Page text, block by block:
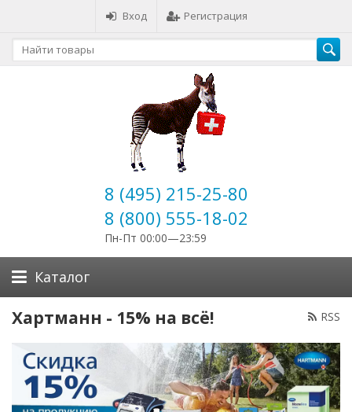
Вход Регистрация
8 (495) 215-25-80
8 (800) 555-18-02
Пн-Пт 00:00—23:59
Каталог
RSS
Хартманн - 15% на всё!